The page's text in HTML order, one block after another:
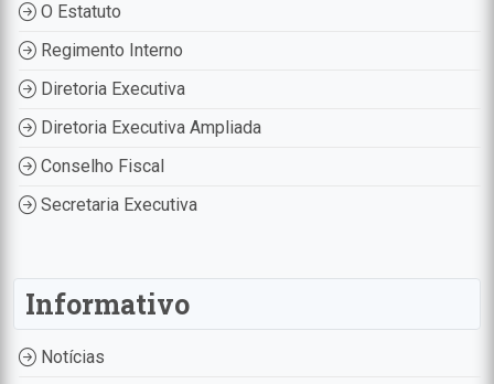
O Estatuto
Regimento Interno
Diretoria Executiva
Diretoria Executiva Ampliada
Conselho Fiscal
Secretaria Executiva
Informativo
Notícias